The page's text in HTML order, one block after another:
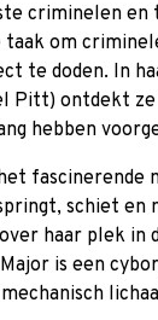
criminelen
taak om
te doden. In
Pitt) ontdekt ze
hebben
fascinerende
schiet en
haar plek in
is een